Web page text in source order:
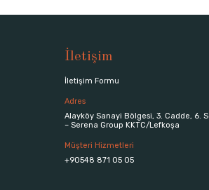
İletişim
İletişim Formu
Adres
Alayköy Sanayi Bölgesi, 3. Cadde, 6.
– Serena Group KKTC/Lefkoşa
Müşteri Hizmetleri
+90548 871 05 05